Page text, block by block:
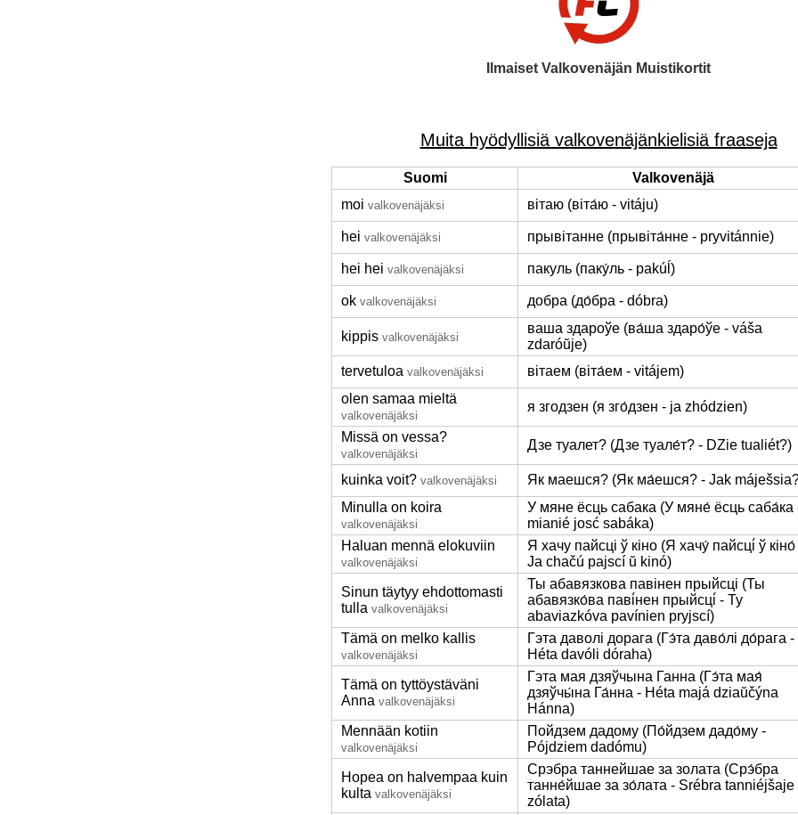
Ilmaiset Valkovenäjän Muistikortit
Muita hyödyllisiä valkovenäjänkielisiä fraaseja
Suomi
Valkovenäjä
moi valkovenäjäksi вітаю (віта́ю - vitáju)
hei valkovenäjäksi прывітанне (прывіта́нне - pryvitánnie)
hei hei valkovenäjäksi пакуль (паку́ль - pakúĺ)
ok valkovenäjäksi добра (до́бра - dóbra)
kippis valkovenäjäksi
ваша здароўе (ва́ша здаро́ўе - váša
zdaróŭje)
tervetuloa valkovenäjäksi
вітаем (віта́ем - vitájem)
olen samaa mieltä
valkovenäjäksi
я згодзен (я зго́дзен - ja zhódzien)
Missä on vessa?
valkovenäjäksi
Дзе туалет? (Дзе туале́т? - DZie tualiét?)
kuinka voit? valkovenäjäksi
Як маешся? (Як ма́ешся? - Jak
Minulla on koira
valkovenäjäksi
У мяне ёсць сабака (У мяне́ ёсць саба́ка
mianié josć sabáka)
Haluan mennä elokuviin
valkovenäjäksi
Я хачу пайсці ў кіно (Я хачу́ пайсці́ ў кіно́
Ja chačú pajscí ŭ kinó)
Sinun täytyy ehdottomasti
tulla valkovenäjäksi
Ты абавязкова павінен прыйсці (Ты
абавязко́ва паві́нен прыйсці́ - Ty
abaviazkóva pavínien pryjscí)
Tämä on melko kallis
valkovenäjäksi
Гэта даволі дорага (Гэ́та даво́лі до́рага -
Héta davóli dóraha)
Tämä on tyttöystäväni
Anna valkovenäjäksi
Гэта мая дзяўчына Ганна (Гэ́та мая́
дзяўчы́на Га́нна - Héta majá dziaŭčýna
Hánna)
Mennään kotiin
valkovenäjäksi
Пойдзем дадому (По́йдзем дадо́му -
Pójdziem dadómu)
Hopea on halvempaa kuin
kulta valkovenäjäksi
Срэбра таннейшае за золата (Срэ́бра
танне́йшае за зо́лата - Srébra tanniéjšaje
zólata)